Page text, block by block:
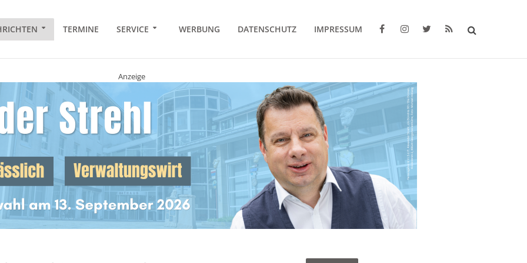
TERMINE SERVICE WERBUNG DATENSCHUTZ IMPRESSUM
Anzeige